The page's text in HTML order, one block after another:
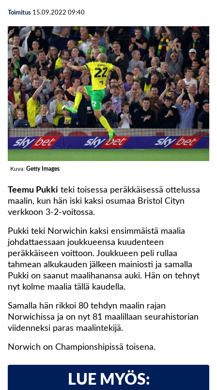
Toimitus 15.09.2022 09:40
Kuva: Getty Images
Teemu Pukki teki toisessa peräkkäisessä ottelussa
maalin, kun hän iski kaksi osumaa Bristol Cityn
verkkoon 3-2-voitossa.
Pukki teki Norwichin kaksi ensimmäistä maalia
johdattaessaan joukkueensa kuudenteen
peräkkäiseen voittoon. Joukkueen peli rullaa
tahmean alkukauden jälkeen mainiosti ja samalla
Pukki on saanut maalihanansa auki. Hän on tehnyt
nyt kolme maalia tällä kaudella.
Samalla hän rikkoi 80 tehdyn maalin rajan
Norwichissa ja on nyt 81 maalillaan seurahistorian
viidenneksi paras maalintekijä.
Norwich on Championshipissä toisena.
LUE MYÖS: